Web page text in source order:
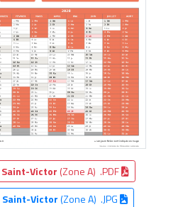
Saint-Victor (Zone A) .PDF
Saint-Victor(Zone A) .JPG